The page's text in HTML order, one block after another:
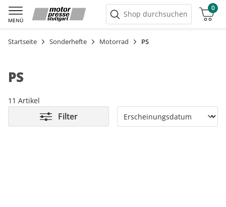
MENÜ
Shop durchsuchen
0
Warenkorb
Startseite Sonderhefte Motorrad PS
PS
11 Artikel
Filter